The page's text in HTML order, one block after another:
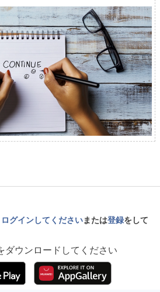
ログインしてくださいまたは登録をして
ダウンロードしてください